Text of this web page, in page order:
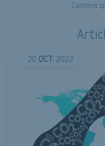
Content
20 OCT. 2022